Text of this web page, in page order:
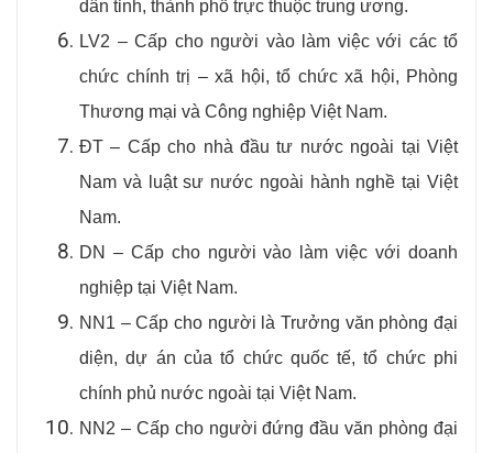
dân tỉnh, thành phố trực thuộc trung ương.
LV2 – Cấp cho người vào làm việc với các tổ
chức chính trị – xã hội, tổ chức xã hội, Phòng
Thương mại và Công nghiệp Việt Nam.
ĐT – Cấp cho nhà đầu tư nước ngoài tại Việt
Nam và luật sư nước ngoài hành nghề tại Việt
Nam.
DN – Cấp cho người vào làm việc với doanh
nghiệp tại Việt Nam.
NN1 – Cấp cho người là Trưởng văn phòng đại
diện, dự án của tổ chức quốc tế, tổ chức phi
chính phủ nước ngoài tại Việt Nam.
NN2 – Cấp cho người đứng đầu văn phòng đại